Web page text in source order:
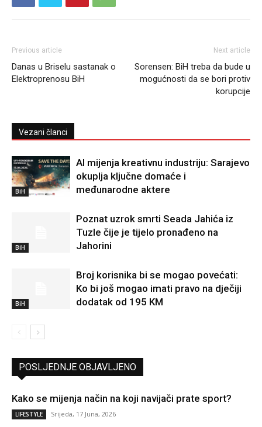
Previous article
Danas u Briselu sastanak o
Elektroprenosu BiH
Next article
Sorensen: BiH treba da bude u
mogućnosti da se bori protiv
korupcije
Vezani članci
BiH
AI mijenja kreativnu industriju: Sarajevo
okuplja ključne domaće i
međunarodne aktere
BiH
Poznat uzrok smrti Seada Jahića iz
Tuzle čije je tijelo pronađeno na
Jahorini
BiH
Broj korisnika bi se mogao povećati:
Ko bi još mogao imati pravo na dječiji
dodatak od 195 KM
POSLJEDNJE OBJAVLJENO
Kako se mijenja način na koji navijači prate sport?
LIFESTYLE Srijeda, 17 Juna, 2026